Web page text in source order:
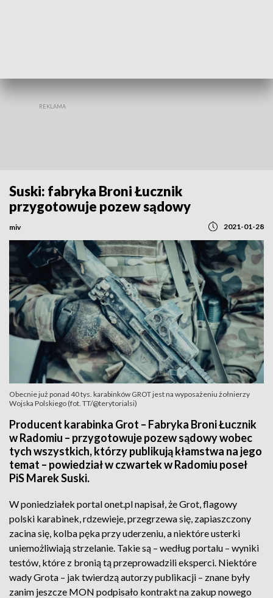
Suski: fabryka Broni Łucznik
przygotowuje pozew sądowy
miv 2021-01-28
Obecnie już ponad 40 tys. karabinków GROT jest na wyposażeniu żołnierzy
Wojska Polskiego (fot. TT/@terytorialsi)
Producent karabinka Grot – Fabryka Broni Łucznik
w Radomiu – przygotowuje pozew sądowy wobec
tych wszystkich, którzy publikują kłamstwa na jego
temat – powiedział w czwartek w Radomiu poseł
PiS Marek Suski.
W poniedziałek portal onet.pl napisał, że Grot, flagowy
polski karabinek, rdzewieje, przegrzewa się, zapiaszczony
zacina się, kolba pęka przy uderzeniu, a niektóre usterki
uniemożliwiają strzelanie. Takie są – według portalu – wyniki
testów, które z bronią tą przeprowadzili eksperci. Niektóre
wady Grota – jak twierdzą autorzy publikacji – znane były
zanim jeszcze MON podpisało kontrakt na zakup nowego